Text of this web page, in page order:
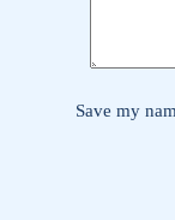
Save my